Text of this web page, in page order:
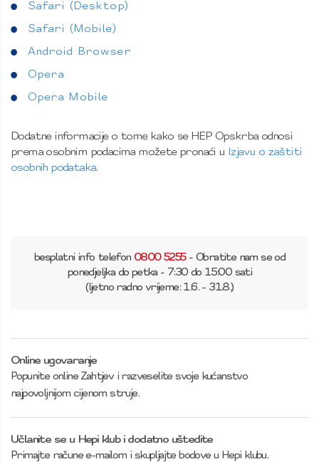
Safari (Desktop)
Safari (Mobile)
Android Browser
Opera
Opera Mobile
Dodatne informacije o tome kako se HEP Opskrba odnosi
prema osobnim podacima možete pronaći u Izjavu o zaštiti
osobnih podataka.
besplatni info telefon 0800 5255- Obratite nam se od
ponedjeljka do petka - 7:30 do 15:00 sati
(ljetno radno vrijeme: 1.6. - 31.8.)
Online ugovaranje
Popunite online Zahtjev i razveselite svoje kućanstvo
najpovoljnijom cijenom struje.
Učlanite se u Hepi klub i dodatno uštedite
Primajte račune e-mailom i skupljajte bodove u Hepi klubu.